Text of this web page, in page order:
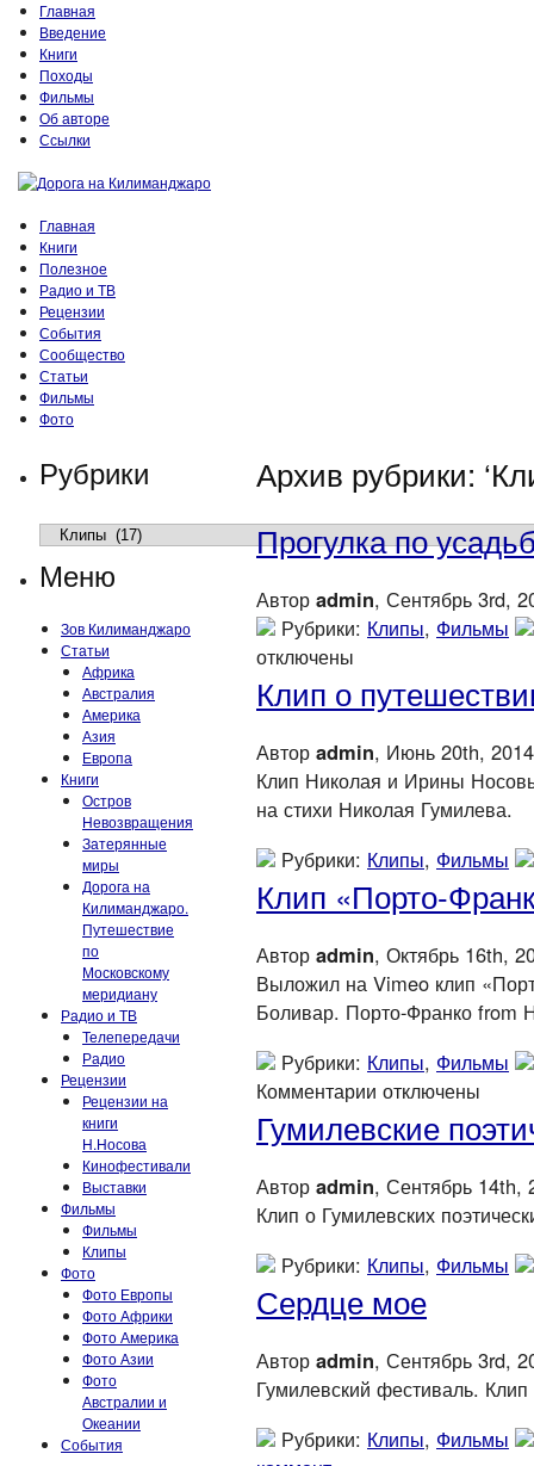
Главная
Введение
Книги
Походы
Фильмы
Об авторе
Ссылки
Главная
Книги
Полезное
Радио и ТВ
Рецензии
События
Сообщество
Статьи
Фильмы
Фото
Рубрики
Меню
Зов Килиманджаро
Статьи
Африка
Австралия
Америка
Азия
Европа
Книги
Остров
Невозвращения
Затерянные
миры
Дорога на
Килиманджаро.
Путешествие
по
Московскому
меридиану
Радио и ТВ
Телепередачи
Радио
Рецензии
Рецензии на
книги
Н.Носова
Кинофестивали
Выставки
Фильмы
Фильмы
Клипы
Фото
Фото Европы
Фото Африки
Фото Америка
Фото Азии
Фото
Австралии и
Океании
События
Архив рубрики:
Прогулка по
Автор admin, Сентябрь 3rd,
Рубрики: Клипы, Фильмы
отключены
Клип о
Автор admin, Июнь 20th, 2014
Клип Николая и Ирины
на стихи Николая Гумилева.
Рубрики: Клипы, Фильмы
Клип «Порто-
Автор admin, Октябрь 16th,
Выложил на Vimeo клип
Боливар. Порто-Франко from
Рубрики: Клипы, Фильмы
Комментарии отключены
Гумилевские
Автор admin, Сентябрь 14th,
Клип о Гумилевских
Рубрики: Клипы, Фильмы
Сердце мое
Автор admin, Сентябрь 3rd,
Гумилевский фестиваль.
Рубрики: Клипы, Фильмы